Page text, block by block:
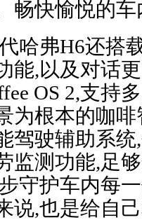
畅快愉悦的
哈弗H6还搭
能,以及对话
OS 2,支持
为根本的咖
驾驶辅助系
监测功能,足
守护车内每
说,也是给自